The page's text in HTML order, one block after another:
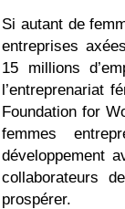
Si autant de
entreprises
15 millions
l’entreprenariat
Foundation for
femmes
développement
collaborateurs
prospérer.